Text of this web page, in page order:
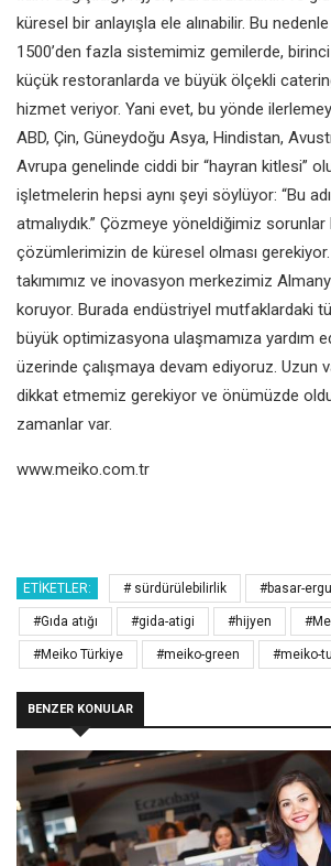
küresel bir anlayışla ele alınabilir. Bu nedenle
1500’den fazla sistemimiz gemilerde, birinci
küçük restoranlarda ve büyük ölçekli
hizmet veriyor. Yani evet, bu yönde
ABD, Çin, Güneydoğu Asya, Hindistan,
Avrupa genelinde ciddi bir “hayran kitlesi”
işletmelerin hepsi aynı şeyi söylüyor: “Bu
atmalıydık.” Çözmeye yöneldiğimiz sorunlar
çözümlerimizin de küresel olması
takımımız ve inovasyon merkezimiz
koruyor. Burada endüstriyel mutfaklardaki
büyük optimizasyona ulaşmamıza yardım
üzerinde çalışmaya devam ediyoruz. Uzun
dikkat etmemiz gerekiyor ve önümüzde
zamanlar var.
www.meiko.com.tr
ETIKETLER: # sürdürülebilirlik #basar-
#Gıda atığı #gida-atigi #hijyen
#Meiko Türkiye #meiko-green #meiko-
BENZER KONULAR